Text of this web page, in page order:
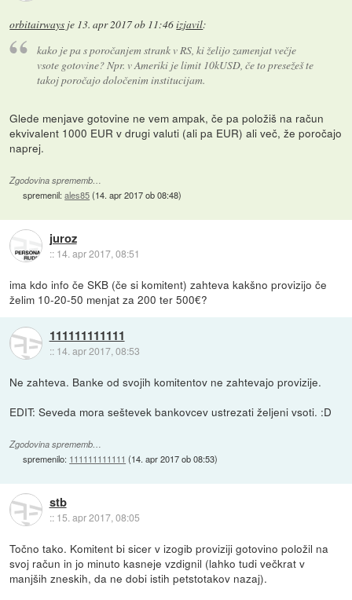
orbitairways je 13. apr 2017 ob 11:46izjavil:
kako je pa s poročanjem strank v RS, ki želijo zamenjat večje
vsote gotovine? Npr. v Ameriki je limit 10kUSD, če to presežeš te
takoj poročajo določenim institucijam.
Glede menjave gotovine ne vem ampak, če pa položiš na račun
ekvivalent 1000 EUR v drugi valuti (ali pa EUR) ali več, že poročajo
naprej.
Zgodovina sprememb…
spremenil:ales85(14. apr 2017 ob 08:48)
juroz
:: 14. apr 2017, 08:51
ima kdo info če SKB (če si komitent) zahteva kakšno provizijo če
želim 10-20-50 menjat za 200 ter 500€?
111111111111
:: 14. apr 2017, 08:53
Ne zahteva. Banke od svojih komitentov ne zahtevajo provizije.
EDIT: Seveda mora seštevek bankovcev ustrezati željeni vsoti. :D
Zgodovina sprememb…
spremenilo: 111111111111 (14. apr 2017 ob 08:53)
stb
:: 15. apr 2017, 08:05
Točno tako. Komitent bi sicer v izogib proviziji gotovino položil na
svoj račun in jo minuto kasneje vzdignil (lahko tudi večkrat v
manjših zneskih, da ne dobi istih petstotakov nazaj).